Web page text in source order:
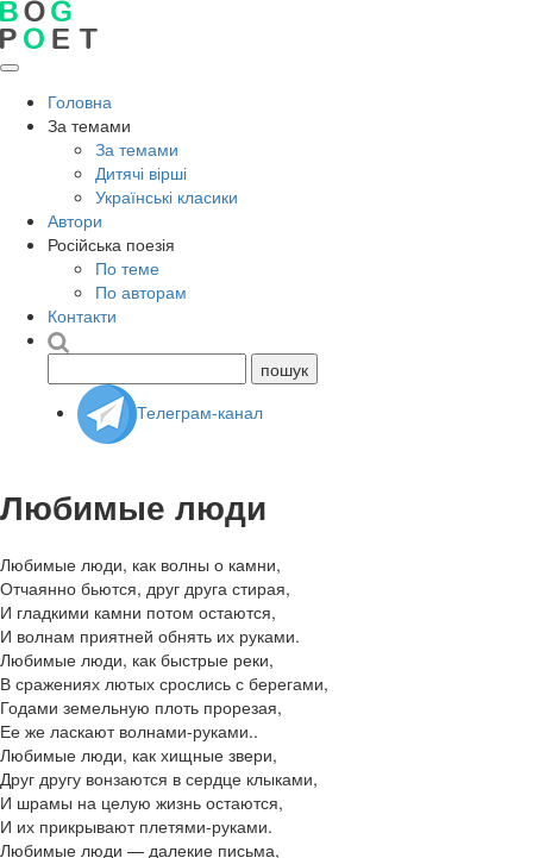
Головна
За темами
За темами
Дитячі вірші
Українські класики
Автори
Російська поезія
По теме
По авторам
Контакти
Телеграм-канал
Любимые люди
Любимые люди, как волны о камни,
Отчаянно бьются, друг друга стирая,
И гладкими камни потом остаются,
И волнам приятней обнять их руками.
Любимые люди, как быстрые реки,
В сражениях лютых срослись с берегами,
Годами земельную плоть прорезая,
Ее же ласкают волнами-руками..
Любимые люди, как хищные звери,
Друг другу вонзаются в сердце клыками,
И шрамы на целую жизнь остаются,
И их прикрывают плетями-руками.
Любимые люди — далекие письма,